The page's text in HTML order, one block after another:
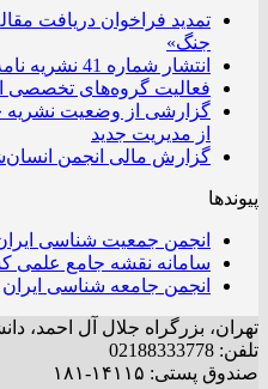
تمدید فراخوان دریافت
جنگ»
انتشار شماره 41 نشریه نامه انسان‌شناسی
فعالیت گروه‌های تخصصی
گزارشی از وضعیت نشریه
از مدیریت جدید
گزارش مالی انجمن
پیوندها
انجمن جمعیت شناسی
سامانه نقشه جامع علمی
انجمن جامعه شناسی ایران
تهران، بزرگراه جلال آل احمد،
تلفن: 02188333778
صندوق پستی: ۱۴۱۱۵-۱۸۱